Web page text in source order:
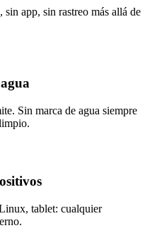
app, sin rastreo más allá de
Sin marca de agua siempre
tablet: cualquier